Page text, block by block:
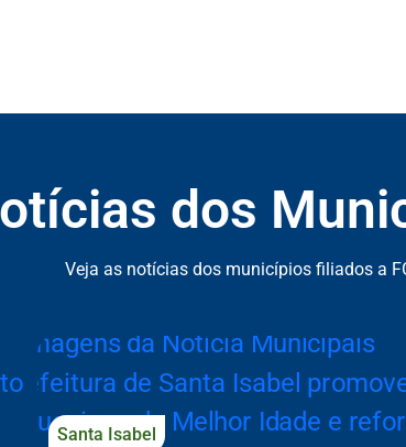
dos
Veja as notícias dos municípios filiados a
de Notícias dos Municípios
Santa Isabel